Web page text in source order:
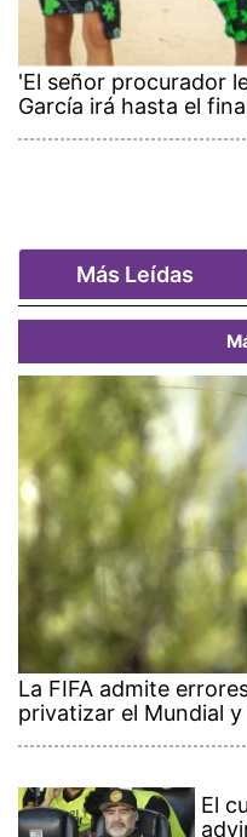
'El señor procurador
García irá hasta el
Más Leídas
La FIFA admite
privatizar el Mundial
El